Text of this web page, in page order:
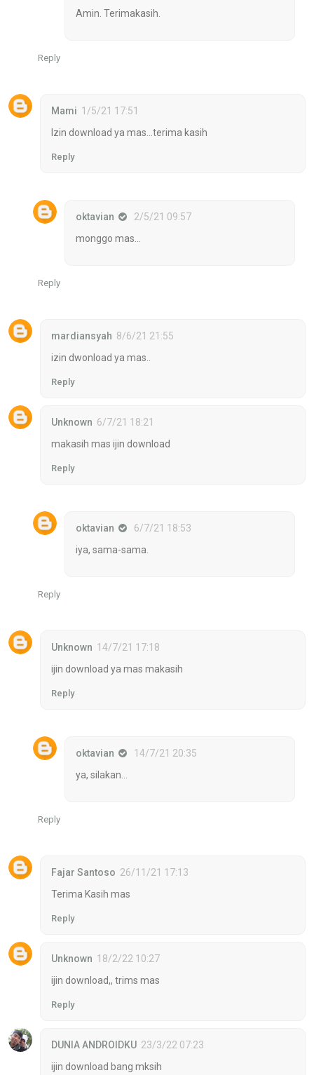
Amin. Terimakasih.
Reply
Mami 1/5/21 17:51
Izin download ya mas...terima kasih
Reply
oktavian
2/5/21 09:57
monggo mas...
Reply
mardiansyah 8/6/21 21:55
izin dwonload ya mas..
Reply
Unknown 6/7/21 18:21
makasih mas ijin download
Reply
oktavian
6/7/21 18:53
iya, sama-sama.
Reply
Unknown 14/7/21 17:18
ijin download ya mas makasih
Reply
oktavian
14/7/21 20:35
ya, silakan...
Reply
Fajar Santoso 26/11/21 17:13
Terima Kasih mas
Reply
Unknown 18/2/22 10:27
ijin download,, trims mas
Reply
DUNIA ANDROIDKU 23/3/22 07:23
ijin download bang mksih